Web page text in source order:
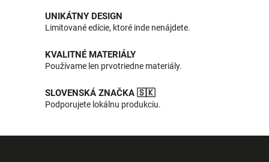
UNIKÁTNY DESIGN
Limitované edície, ktoré inde nenájdete.
KVALITNÉ MATERIÁLY
Používame len prvotriedne materiály.
SLOVENSKÁ ZNAČKA 🇸🇰
Podporujete lokálnu produkciu.